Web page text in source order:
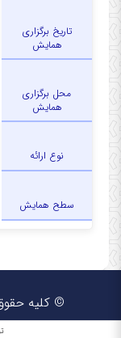
تاریخ برگزاری
همایش
محل برگزاری
همایش
نوع ارائه
سطح همایش
© کلیه